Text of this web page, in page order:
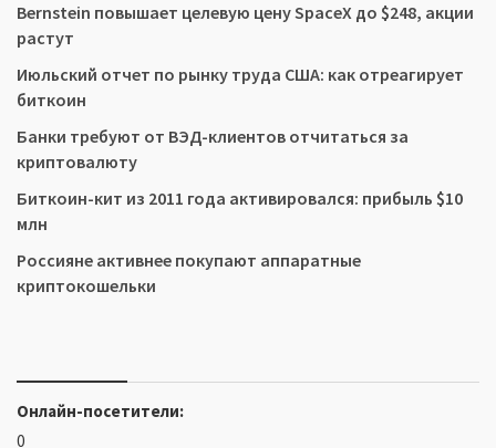
Bernstein повышает целевую цену SpaceX до $248, акции
растут
Июльский отчет по рынку труда США: как отреагирует
биткоин
Банки требуют от ВЭД-клиентов отчитаться за
криптовалюту
Биткоин-кит из 2011 года активировался: прибыль $10
млн
Россияне активнее покупают аппаратные
криптокошельки
Онлайн-посетители:
0